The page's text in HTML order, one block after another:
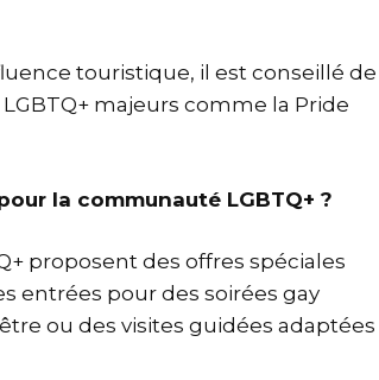
touristique, il est conseillé de
majeurs comme la Pride
la communauté LGBTQ+ ?
proposent des offres spéciales
entrées pour des soirées gay
ou des visites guidées adaptées